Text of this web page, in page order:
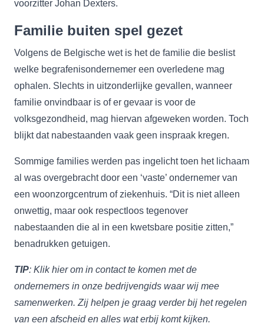
voorzitter Johan Dexters.
Familie buiten spel gezet
Volgens de Belgische wet is het de familie die beslist
welke begrafenisondernemer een overledene mag
ophalen. Slechts in uitzonderlijke gevallen, wanneer
familie onvindbaar is of er gevaar is voor de
volksgezondheid, mag hiervan afgeweken worden. Toch
blijkt dat nabestaanden vaak geen inspraak kregen.
Sommige families werden pas ingelicht toen het lichaam
al was overgebracht door een ‘vaste’ ondernemer van
een woonzorgcentrum of ziekenhuis. “Dit is niet alleen
onwettig, maar ook respectloos tegenover
nabestaanden die al in een kwetsbare positie zitten,”
benadrukken getuigen.
TIP: Klikhierom in contact te komen met de
ondernemers in onze bedrijvengids waar wij mee
samenwerken. Zij helpen je graag verder bij het regelen
van een afscheid en alles wat erbij komt kijken.